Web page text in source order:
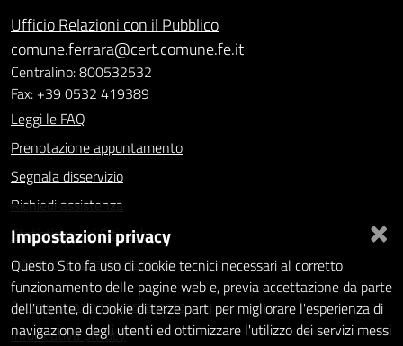
Ufficio Relazioni con il Pubblico
comune.ferrara@cert.comune.fe.it
Centralino: 800532532
Fax: +39 0532 419389
Leggi le FAQ
Prenotazione appuntamento
Segnala disservizio
Richiedi assistenza
Statistiche dei Siti web
Intranet - accesso riservato
Amministrazione trasparente
Informativa privacy
×
Impostazioni privacy
Questo Sito fa uso di cookie tecnici necessari al corretto
funzionamento delle pagine web e, previa accettazione da parte
dell'utente, di cookie di terze parti per migliorare l'esperienza di
navigazione degli utenti ed ottimizzare l'utilizzo dei servizi messi